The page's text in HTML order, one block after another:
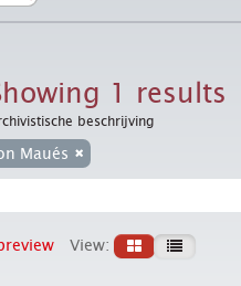
1 results
beschrijving
Maués
View: